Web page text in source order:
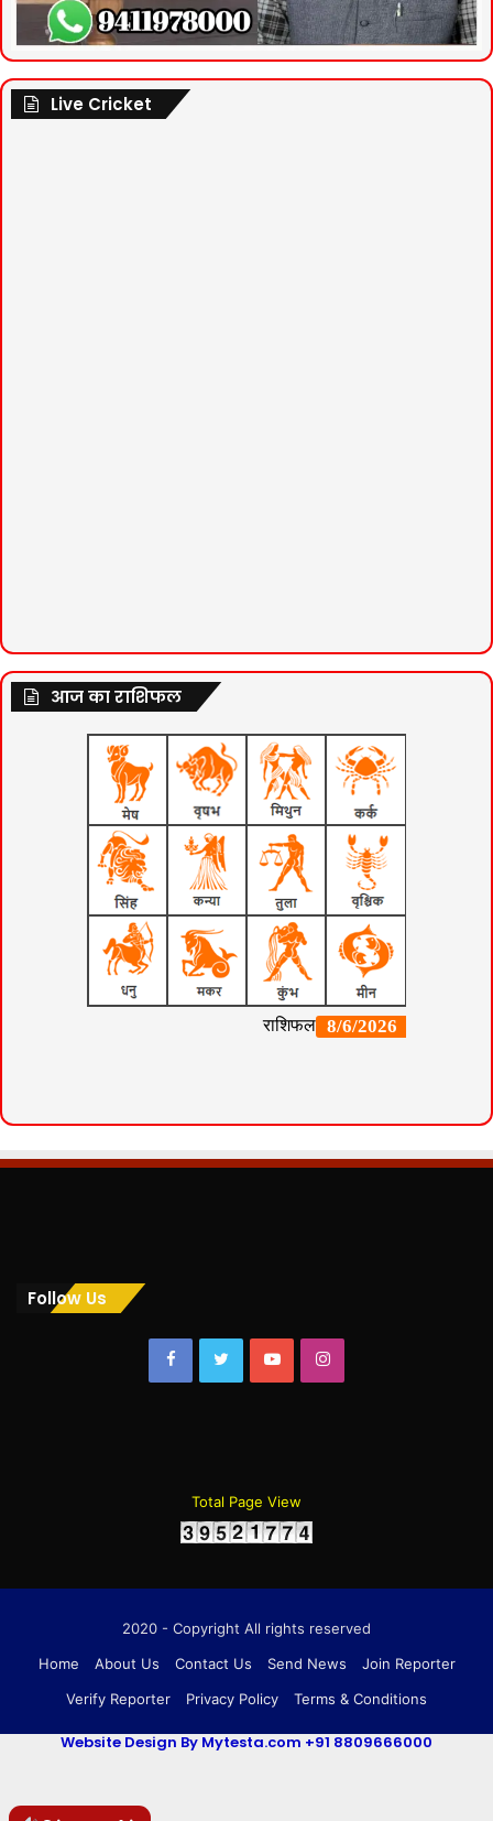
Live Cricket
आज का राशिफल
Follow Us
FacebookTwitterYouTubeInstagram
Total Page View
2020 - Copyright All rights reserved
Home
About Us Contact Us Send News
Join Reporter
Verify Reporter
Privacy Policy Terms & Conditions
Website Design By Mytesta.com +91 8809666000